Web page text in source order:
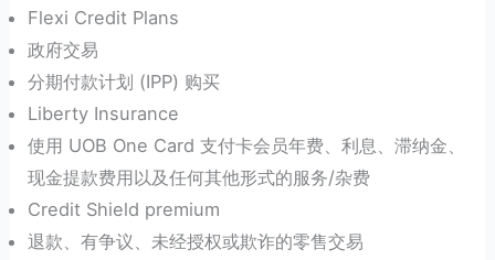
Flexi Credit Plans
政府交易
分期付款计划 (IPP) 购买
Liberty Insurance
使用 UOB One Card 支付卡会员年费、利息、滞纳金、
现金提款费用以及任何其他形式的服务/杂费
Credit Shield premium
退款、有争议、未经授权或欺诈的零售交易